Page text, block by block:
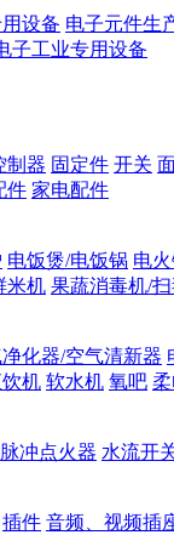
设备 电子元件生
子工业专用设备
制器 固定件 开关
件 家电配件
电饭煲/电饭锅 电
米机 果蔬消毒机/
化器/空气清新器
机 软水机 氧吧
脉冲点火器 水流开
插件 音频、视频插